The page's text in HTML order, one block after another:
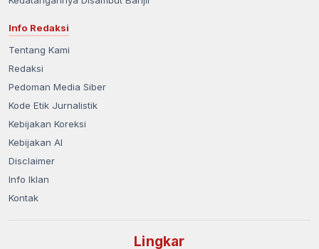
Info Redaksi
Tentang Kami
Redaksi
Pedoman Media Siber
Kode Etik Jurnalistik
Kebijakan Koreksi
Kebijakan AI
Disclaimer
Info Iklan
Kontak
Lingkar